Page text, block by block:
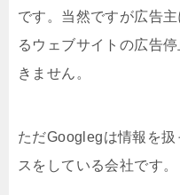
です。当然ですが広告
るウェブサイトの広告
きません。
ただGooglegは情報を
スをしている会社です。